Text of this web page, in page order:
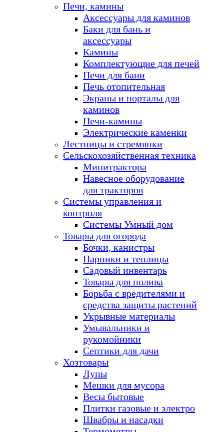
Печи, камины
Аксессуары для каминов
Баки для бань и
аксессуары
Камины
Комплектующие для печей
Печи для бани
Печь отопительная
Экраны и порталы для
каминов
Печи-камины
Электрические каменки
Лестницы и стремянки
Сельскохозяйственная техника
Минитрактора
Навесное оборудование
для тракторов
Системы управления и
контроля
Системы Умный дом
Товары для огорода
Бочки, канистры
Парники и теплицы
Садовый инвентарь
Товары для полива
Борьба с вредителями и
средства защиты растений
Укрывные материалы
Умывальники и
рукомойники
Септики для дачи
Хозтовары
Лупы
Мешки для мусора
Весы бытовые
Плитки газовые и электро
Швабры и насадки